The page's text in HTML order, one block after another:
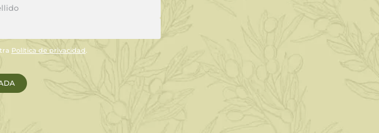
Política de privacidad.